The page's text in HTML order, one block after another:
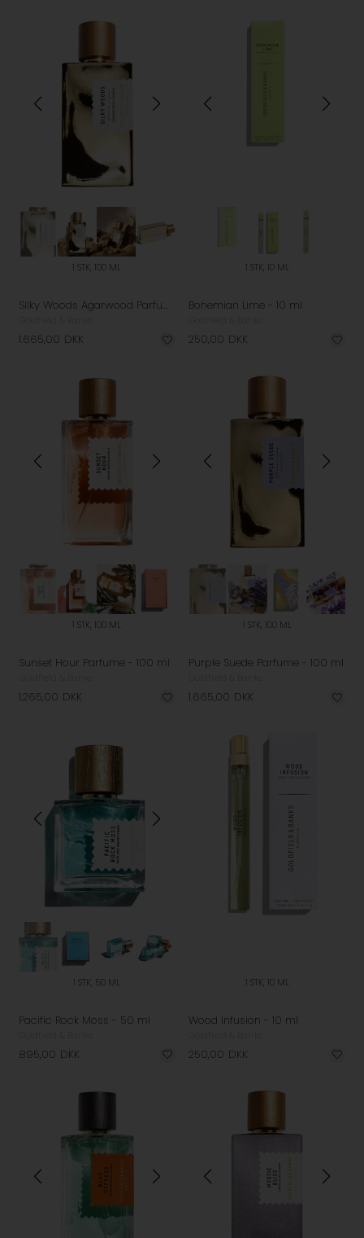
1 STK, 100 ML
Silky Woods Agarwood Parfume - 100 ml
1.665,00 DKK
1 STK, 10 ML
Bohemian Lime - 10 ml
250,00 DKK
1 STK, 100 ML
Sunset Hour Parfume - 100 ml
1.265,00 DKK
1 STK, 100 ML
Purple Suede Parfume - 100 ml
1.665,00 DKK
1 STK, 50 ML
Pacific Rock Moss - 50 ml
895,00 DKK
1 STK, 10 ML
Wood Infusion - 10 ml
250,00 DKK